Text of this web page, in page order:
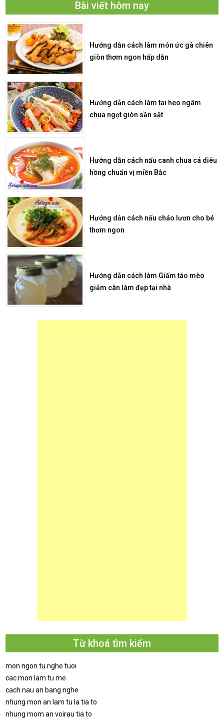
Bài viết hôm nay
Hướng dẫn cách làm món ức gà chiên
giòn thơm ngon hấp dẫn
Hướng dẫn cách làm tai heo ngâm
chua ngọt giòn sần sật
Hướng dẫn cách nấu canh chua cá diêu
hồng chuẩn vị miền Bắc
Hướng dẫn cách nấu cháo lươn cho bé
thơm ngon
Hướng dẫn cách làm Giấm táo mèo
giảm cân làm đẹp tại nhà
Từ khoá tìm kiếm
mon ngon tu nghe tuoi
cac mon lam tu me
cach nau an bang nghe
nhung mon an lam tu la tia to
nhung mom an voirau tia to